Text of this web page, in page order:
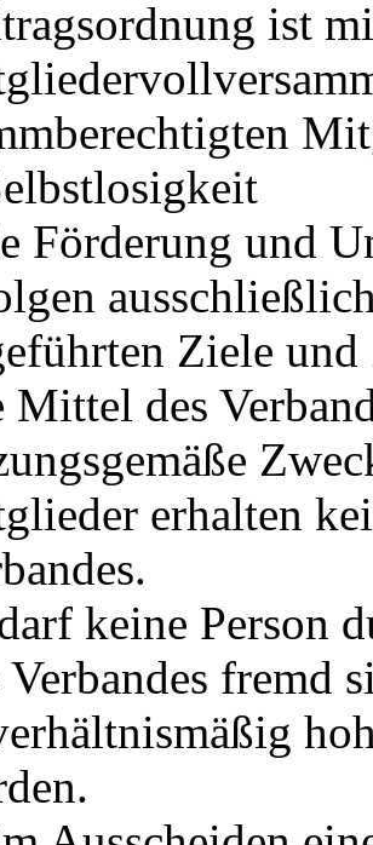
ist
Förderung und
Ziele und
Mittel des
erhalten
keine Person
Verbandes fremd